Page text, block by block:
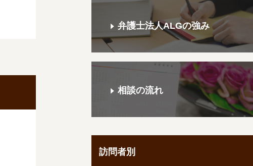
弁護士法人ALGの強み
相談の流れ
訪問者別